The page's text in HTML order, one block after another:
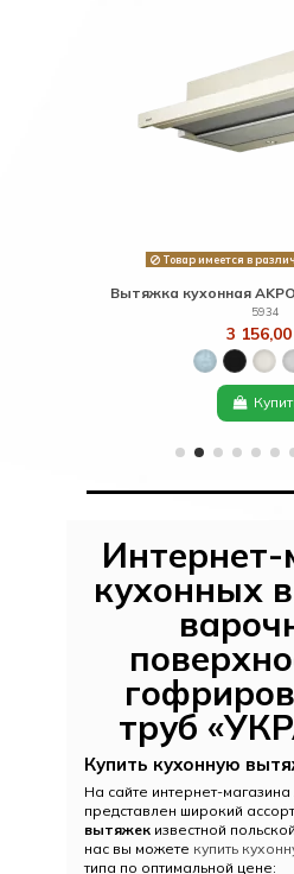
Товар имеется в
Вытяжка кухонная
5934
3
Интернет-
кухонных
труб
Купить кухонную
На сайте интернет-
представлен широкий
вытяжек известной
нас вы можете купить
типа по оптимальной цене: